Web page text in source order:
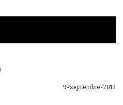
9-septiembre-2013